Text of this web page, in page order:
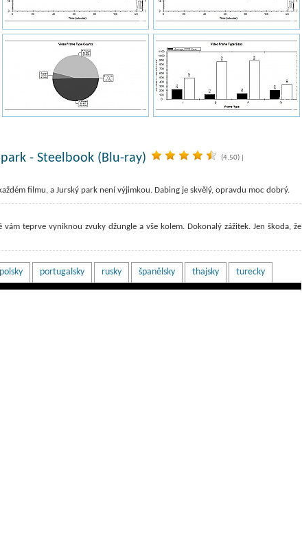
- Steelbook (Blu-ray) (4,50)|
filmu, a Jurský park není výjimkou. Dabing je skvělý, opravdu moc dobrý.
teprve vyniknou zvuky džungle a vše kolem. Dokonalý zážitek. Jen škoda, že
polsky portugalsky rusky španělsky thajsky turecky